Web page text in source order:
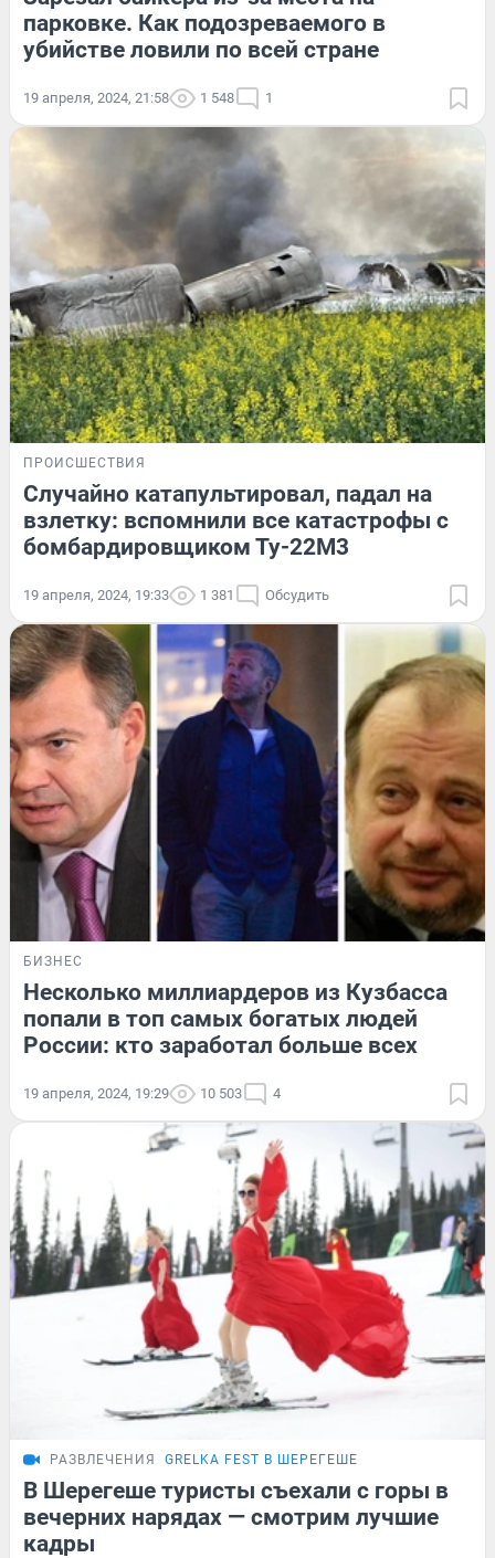
парковке. Как подозреваемого в
убийстве ловили по всей стране
19 апреля, 2024, 21:58 1 548 1
ПРОИСШЕСТВИЯ
Случайно катапультировал, падал на
взлетку: вспомнили все катастрофы с
бомбардировщиком Ту-22М3
19 апреля, 2024, 19:33 1 381 Обсудить
БИЗНЕС
Несколько миллиардеров из Кузбасса
попали в топ самых богатых людей
России: кто заработал больше всех
19 апреля, 2024, 19:29 10 503 4
РАЗВЛЕЧЕНИЯ GRELKA FEST В ШЕРЕГЕШЕ
В Шерегеше туристы съехали с горы в
вечерних нарядах — смотрим лучшие
кадры